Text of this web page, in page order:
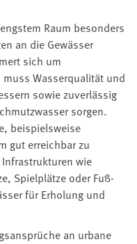
Raum besonders
an die Gewässer
sich um
Wasserqualität und
sowie zuverlässig
sorgen.
beispielsweise
gut erreichbar zu
wie
Spielplätze oder Fuß-
für Erholung und
an urbane